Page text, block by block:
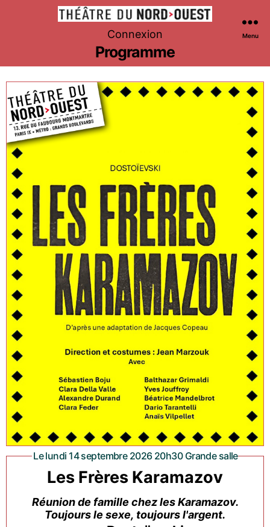
Théâtre
du
Nord-
Ouest
Connexion Menu
Programme
Le lundi 14 septembre 2026 20h30 Grande salle
Les Frères Karamazov
Réunion de famille chez les Karamazov.
Toujours le sexe, toujours l'argent.